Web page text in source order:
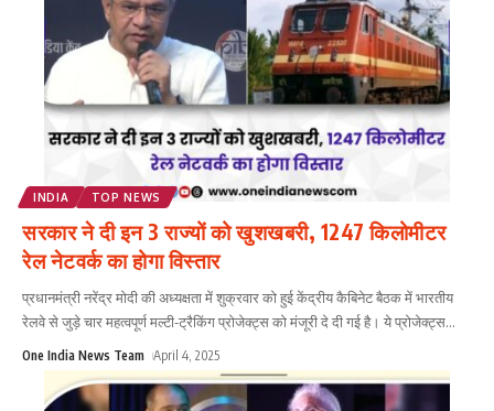
INDIA TOP NEWS
सरकार ने दी इन 3 राज्यों को खुशखबरी, 1247 किलोमीटर
रेल नेटवर्क का होगा विस्तार
प्रधानमंत्री नरेंद्र मोदी की अध्यक्षता में शुक्रवार को हुई केंद्रीय कैबिनेट बैठक में भारतीय
रेलवे से जुड़े चार महत्वपूर्ण मल्टी-ट्रैकिंग प्रोजेक्ट्स को मंजूरी दे दी गई है। ये प्रोजेक्ट्स...
One India News Team April 4, 2025